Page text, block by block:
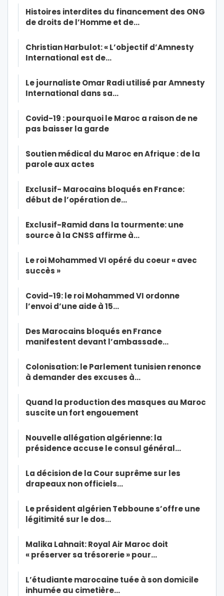
Histoires interdites du financement des ONG
de droits de l’Homme et de…
Christian Harbulot: « L’objectif d’Amnesty
International est de…
Le journaliste Omar Radi utilisé par Amnesty
International dans sa…
Covid-19 : pourquoi le Maroc a raison de ne
pas baisser la garde
Soutien médical du Maroc en Afrique : de la
parole aux actes
Exclusif- Marocains bloqués en France:
début de l’opération de…
Exclusif-Ramid dans la tourmente: une
source à la CNSS affirme à…
Le roi Mohammed VI opéré du coeur « avec
succès »
Covid-19: le roi Mohammed VI ordonne
l’envoi d’une aide à 15…
Des Marocains bloqués en France
manifestent devant l’ambassade…
Colonisation: le Parlement tunisien renonce
à demander des excuses à…
Quand la production des masques au Maroc
suscite un fort engouement
Nouvelle allégation algérienne: la
présidence accuse le consul général…
La décision de la Cour suprême sur les
drapeaux non officiels…
Le président algérien Tebboune s’offre une
légitimité sur le dos…
Malika Lahnait: Royal Air Maroc doit
« préserver sa trésorerie » pour…
L’étudiante marocaine tuée à son domicile
inhumée au cimetière…